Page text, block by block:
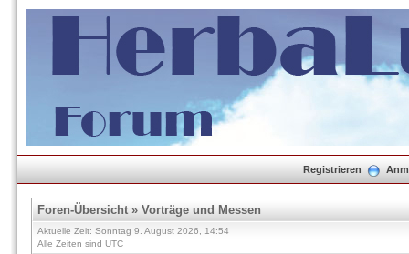
Registrieren
Foren-Übersicht» Vorträge und Messen
Aktuelle Zeit: Sonntag 9. August 2026, 14:54
Alle Zeiten sind UTC